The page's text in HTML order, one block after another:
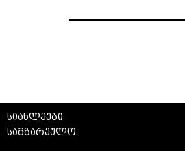
სიახლეები
სამზარეულო